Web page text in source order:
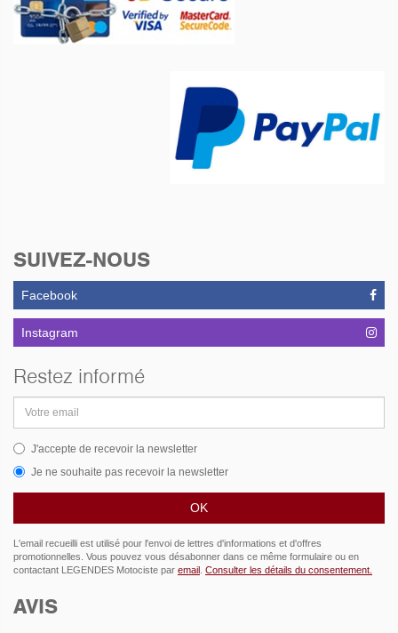
SUIVEZ-NOUS
Facebook
Instagram
Restez informé
email
J'accepte de recevoir la newsletter
Je ne souhaite pas recevoir la newsletter
L'email recueilli est utilisé pour l'envoi de lettres d'informations et d'offres
promotionnelles. Vous pouvez vous désabonner dans ce même formulaire ou en
contactant LEGENDES Motociste par email Consulter les détails du consentement.
AVIS